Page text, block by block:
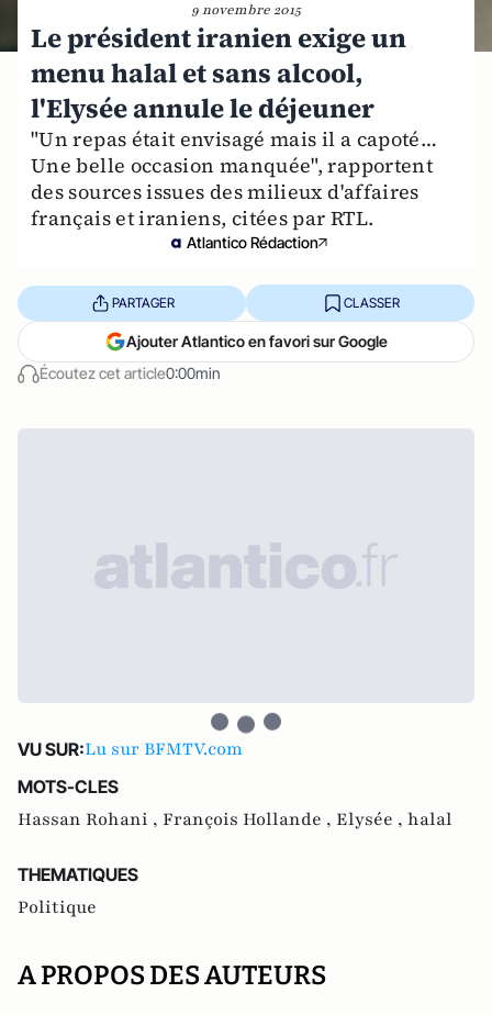
9 novembre 2015
Le président iranien exige un
menu halal et sans alcool,
l'Elysée annule le déjeuner
"Un repas était envisagé mais il a capoté…
Une belle occasion manquée", rapportent
des sources issues des milieux d'affaires
français et iraniens, citées par RTL.
Atlantico Rédaction
Écoutez cet article0:00min
PARTAGER CLASSER
Ajouter Atlantico en favori sur Google
VU SUR:Lu sur BFMTV.com
MOTS-CLES
Hassan Rohani , François Hollande , Elysée , halal
THEMATIQUES
Politique
A PROPOS DES AUTEURS